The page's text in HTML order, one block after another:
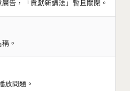
告，「貢獻新講法」暫且關閉。
。
放問題。